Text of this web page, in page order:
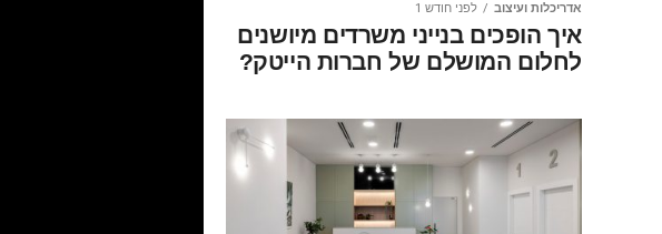
אדריכלות ועיצוב לפני חודש 1
איך הופכים בנייני משרדים מיושנים
לחלום המושלם של חברות הייטק?